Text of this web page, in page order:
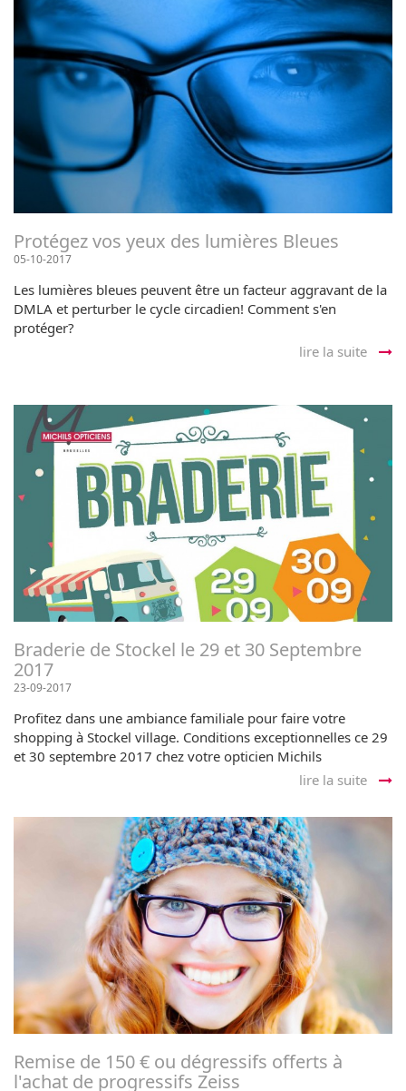
Protégez vos yeux des lumières Bleues
05-10-2017
Les lumières bleues peuvent être un facteur aggravant de la
DMLA et perturber le cycle circadien! Comment s'en
protéger?
lire la suite
Braderie de Stockel le 29 et 30 Septembre
2017
23-09-2017
Profitez dans une ambiance familiale pour faire votre
shopping à Stockel village. Conditions exceptionnelles ce 29
et 30 septembre 2017 chez votre opticien Michils
lire la suite
Remise de 150 € ou dégressifs offerts à
l'achat de progressifs Zeiss